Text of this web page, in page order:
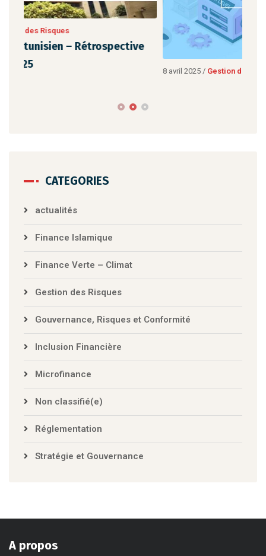
8 avril 2025
des Risques pour la Banque
CATEGORIES
actualités
Finance Islamique
Finance Verte – Climat
Gestion des Risques
Gouvernance, Risques et Conformité
Inclusion Financière
Microfinance
Non classifié(e)
Réglementation